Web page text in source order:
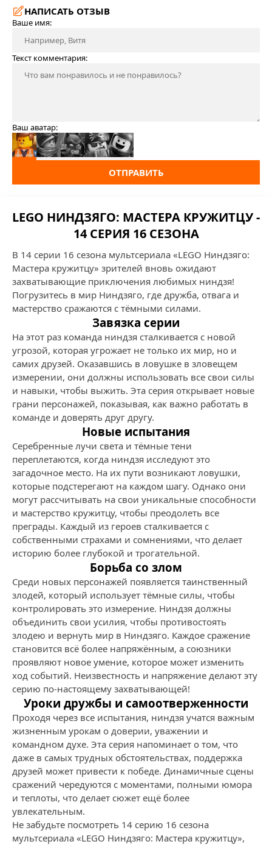
НАПИСАТЬ ОТЗЫВ
Ваше имя:
Текст комментария:
Ваш аватар:
ОТПРАВИТЬ
LEGO НИНДЗЯГО: МАСТЕРА КРУЖИТЦУ -
14 СЕРИЯ 16 СЕЗОНА
В 14 серии 16 сезона мультсериала «LEGO Ниндзяго:
Мастера кружитцу» зрителей вновь ожидают
захватывающие приключения любимых ниндзя!
Погрузитесь в мир Ниндзяго, где дружба, отвага и
мастерство сражаются с тёмными силами.
Завязка серии
На этот раз команда ниндзя сталкивается с новой
угрозой, которая угрожает не только их мир, но и
самих друзей. Оказавшись в ловушке в зловещем
измерении, они должны использовать все свои силы
и навыки, чтобы выжить. Эта серия открывает новые
грани персонажей, показывая, как важно работать в
команде и доверять друг другу.
Новые испытания
Серебренные лучи света и тёмные тени
переплетаются, когда ниндзя исследуют это
загадочное место. На их пути возникают ловушки,
которые подстерегают на каждом шагу. Однако они
могут рассчитывать на свои уникальные способности
и мастерство кружитцу, чтобы преодолеть все
преграды. Каждый из героев сталкивается с
собственными страхами и сомнениями, что делает
историю более глубокой и трогательной.
Борьба со злом
Среди новых персонажей появляется таинственный
злодей, который использует тёмные силы, чтобы
контролировать это измерение. Ниндзя должны
объединить свои усилия, чтобы противостоять
злодею и вернуть мир в Ниндзяго. Каждое сражение
становится всё более напряжённым, а союзники
проявляют новое умение, которое может изменить
ход событий. Неизвестность и напряжение делают эту
серию по-настоящему захватывающей!
Уроки дружбы и самоотверженности
Проходя через все испытания, ниндзя учатся важным
жизненным урокам о доверии, уважении и
командном духе. Эта серия напоминает о том, что
даже в самых трудных обстоятельствах, поддержка
друзей может привести к победе. Динамичные сцены
сражений чередуются с моментами, полными юмора
и теплоты, что делает сюжет ещё более
увлекательным.
Не забудьте посмотреть 14 серию 16 сезона
мультсериала «LEGO Ниндзяго: Мастера кружитцу»,